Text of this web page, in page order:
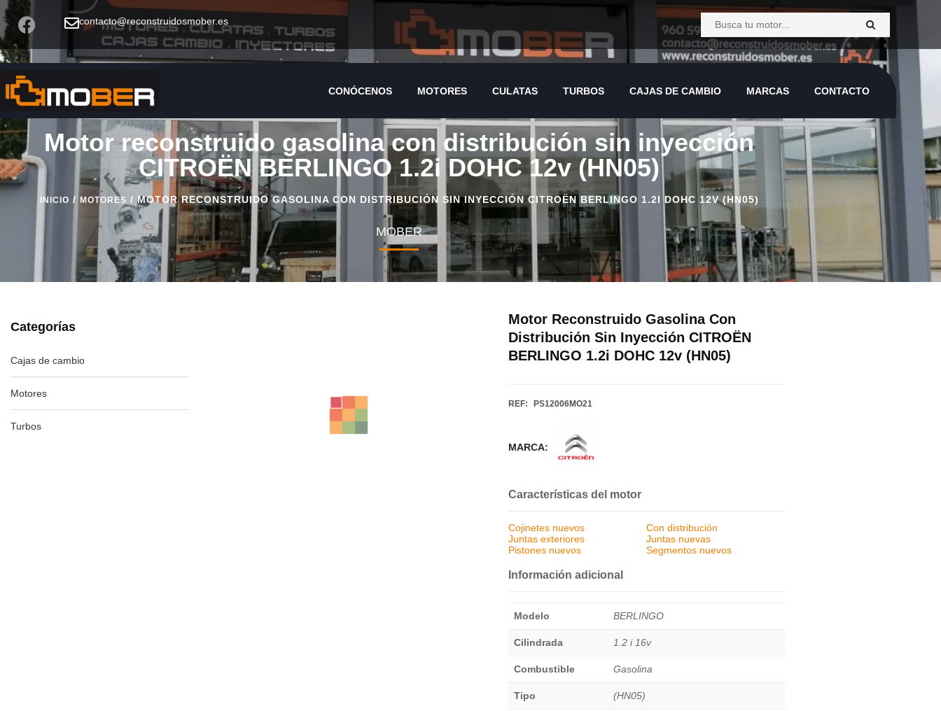
contacto@reconstruidosmober.es
CONÓCENOS MOTORES CULATAS TURBOS CAJAS DE CAMBIO MARCAS CONTACTO
CONÓCENOS
Motor reconstruido gasolina con distribución sin inyección
CITROËN BERLINGO 1.2i DOHC 12v (HN05)
INICIO / MOTORES / MOTOR RECONSTRUIDO GASOLINA CON DISTRIBUCIÓN SIN INYECCIÓN CITROËN BERLINGO 1.2I DOHC 12V (HN05)
MOBER
Categorías
Cajas de cambio
Motores
Turbos
Motor Reconstruido Gasolina Con
Distribución Sin Inyección CITROËN
BERLINGO 1.2i DOHC 12v (HN05)
REF: PS12006MO21
MARCA:
Características del motor
Cojinetes nuevos
Con distribución
Juntas exteriores
Juntas nuevas
Pistones nuevos
Segmentos nuevos
Información adicional
Modelo BERLINGO
Cilindrada 1.2 i 16v
Combustible Gasolina
Tipo (HN05)